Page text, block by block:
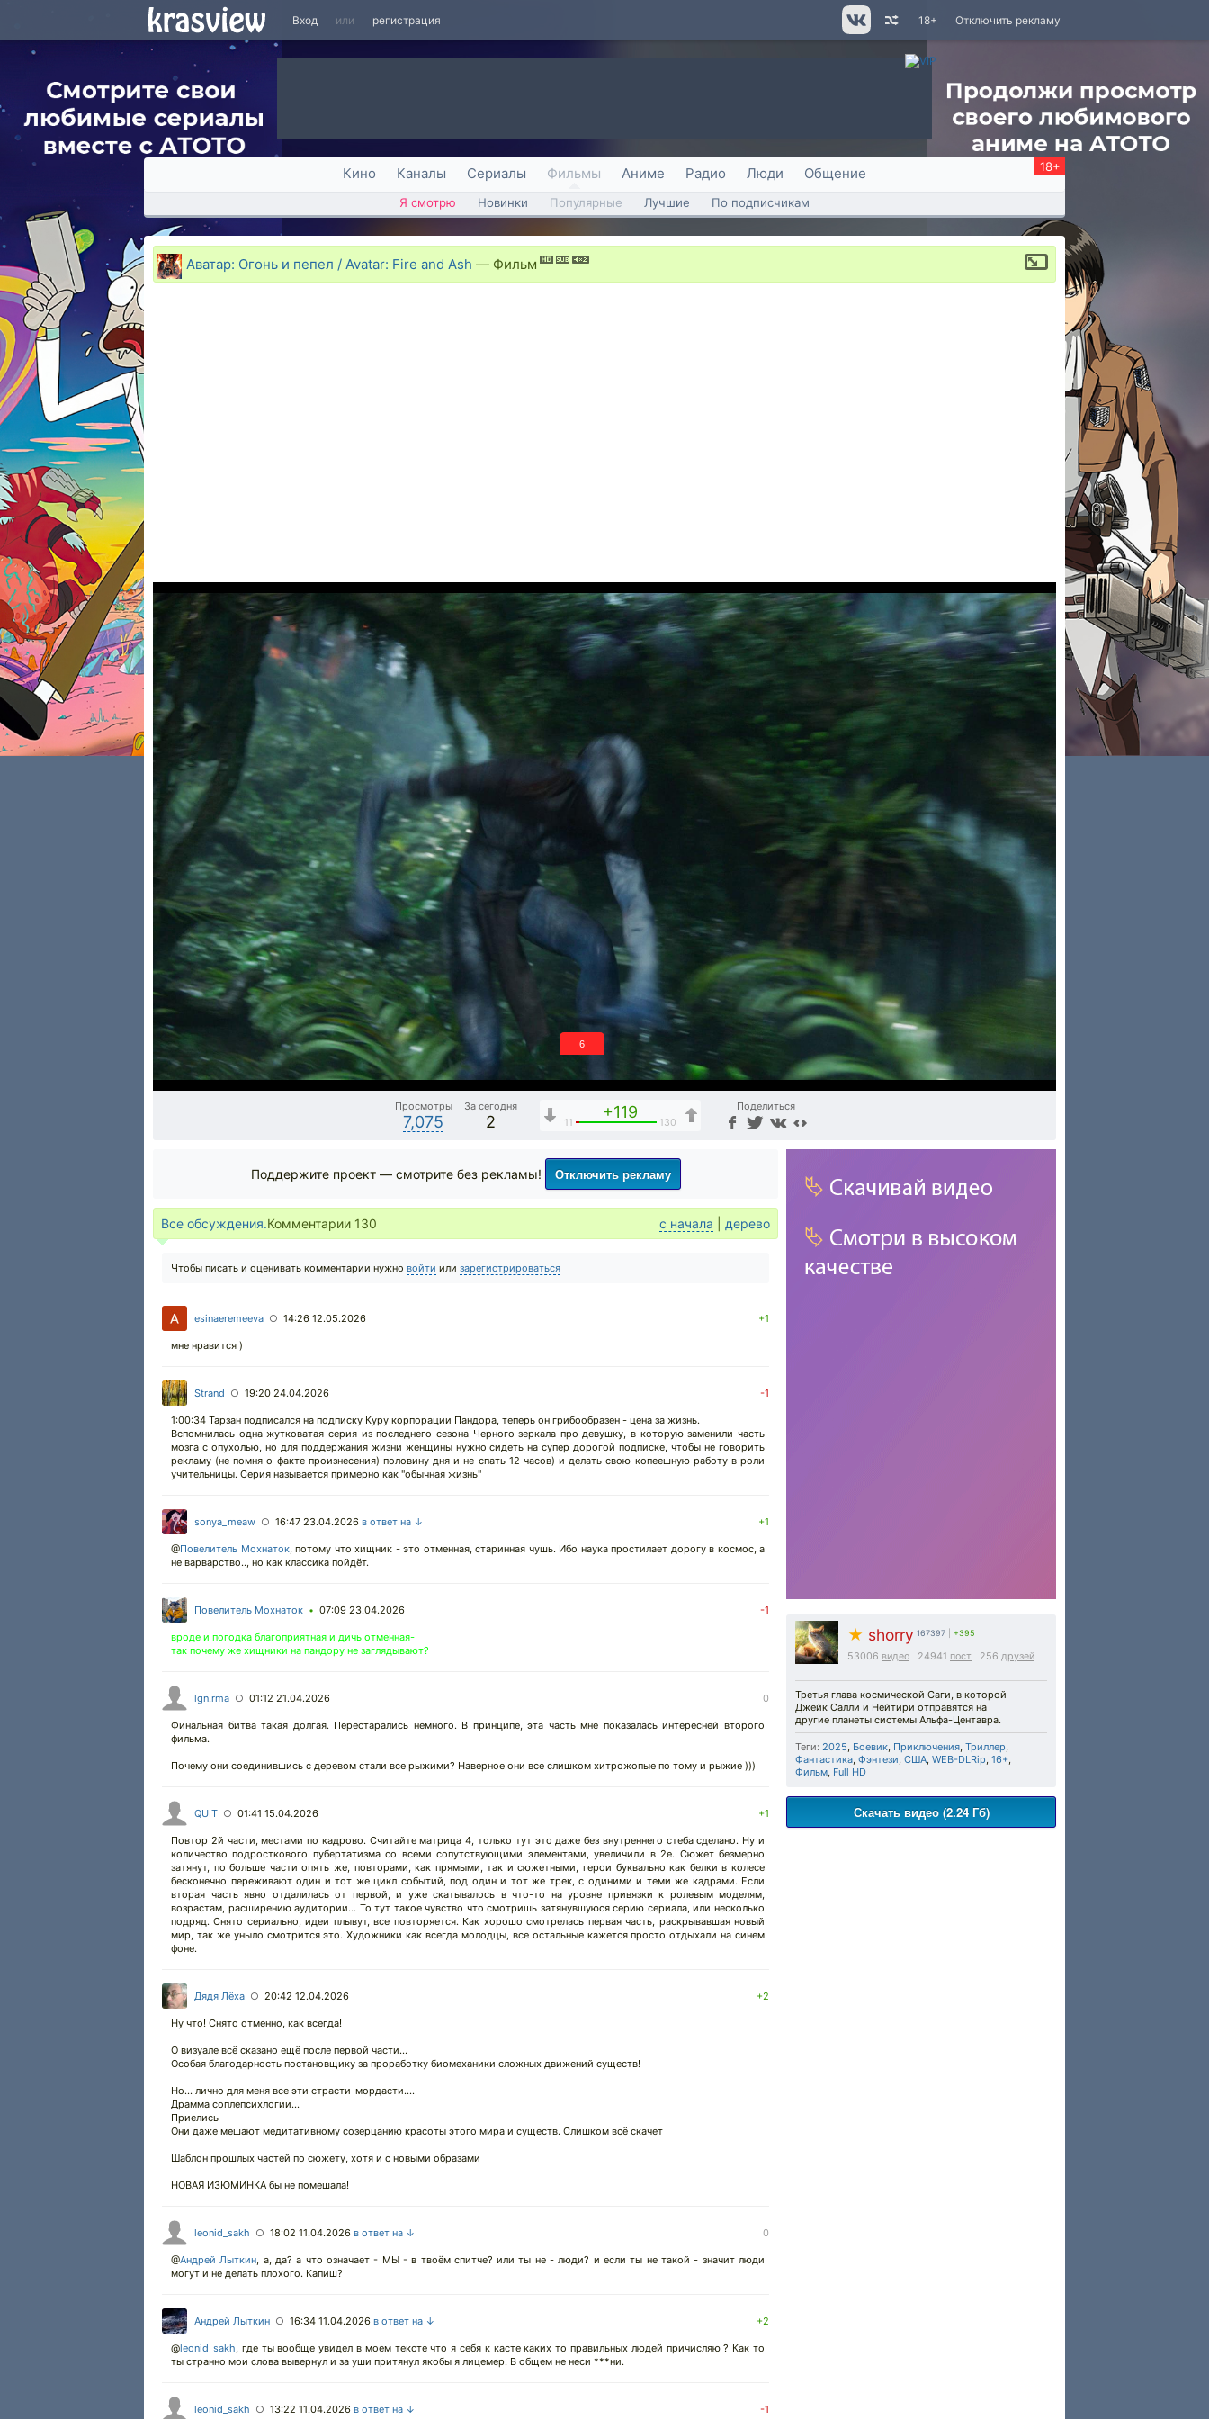
Вход или регистрация Отключить рекламу
18+
Кино Каналы Сериалы Фильмы Аниме Радио Люди Общение 18+
Я смотрю Новинки Популярные Лучшие По подписчикам
Аватар: Огонь и пепел / Avatar: Fire and Ash — Фильм
5
Просмотры
7,075
За сегодня
2
+119
11 130
Поделиться
★ shorry 167397 +395
53006 видео 24941 пост 256 друзей
Третья глава космической Саги, в которой
Джейк Салли и Нейтири отправятся на
другие планеты системы Альфа-Центавра.
Теги: 2025, Боевик, Приключения, Триллер,
Фантастика, Фэнтези, США, WEB-DLRip, 16+,
Фильм, Full HD
Скачать видео (2.24 Гб)
Поддержите проект — смотрите без рекламы! Отключить рекламу
Все обсуждения.Комментарии 130 с начала дерево
Чтобы писать и оценивать комментарии нужно войти или зарегистрироваться
esinaeremeeva ○ 14:26 12.05.2026 +1
мне нравится )
Strand ○ 19:20 24.04.2026 -1
1:00:34 Тарзан подписался на подписку Куру корпорации Пандора, теперь он грибообразен - цена за жизнь.
Вспомнилась одна жутковатая серия из последнего сезона Черного зеркала про девушку, в которую заменили часть
мозга с опухолью, но для поддержания жизни женщины нужно сидеть на супер дорогой подписке, чтобы не говорить
рекламу (не помня о факте произнесения) половину дня и не спать 12 часов) и делать свою копеешную работу в роли
учительницы. Серия называется примерно как "обычная жизнь"
sonya_meaw ○ 16:47 23.04.2026 в ответ на ↓ +1
@Повелитель Мохнаток,потому что хищник - это отменная, старинная чушь. Ибо наука простилает дорогу в космос, а
не варварство.., но как классика пойдёт.
Повелитель Мохнаток • 07:09 23.04.2026 -1
вроде и погодка благоприятная и дичь отменная-
так почему же хищники на пандору не заглядывают?
lgn.rma ○ 01:12 21.04.2026 0
Финальная битва такая долгая. Перестарались немного. В принципе, эта часть мне показалась интересней второго
фильма.
Почему они соединившись с деревом стали все рыжими? Наверное они все слишком хитрожопые по тому и рыжие )))
QUIT ○ 01:41 15.04.2026 +1
Повтор 2й части, местами по кадрово. Считайте матрица 4, только тут это даже без внутреннего стеба сделано. Ну и
количество подросткового пубертатизма со всеми сопутствующими элементами, увеличили в 2е. Сюжет безмерно
затянут, по больше части опять же, повторами, как прямыми, так и сюжетными, герои буквально как белки в колесе
бесконечно переживают один и тот же цикл событий, под один и тот же трек, с одиними и теми же кадрами. Если
вторая часть явно отдалилась от первой, и уже скатывалось в что-то на уровне привязки к ролевым моделям,
возрастам, расширению аудитории... То тут такое чувство что смотришь затянувшуюся серию сериала, или несколько
подряд. Снято сериально, идеи плывут, все повторяется. Как хорошо смотрелась первая часть, раскрывавшая новый
мир, так же уныло смотрится это. Художники как всегда молодцы, все остальные кажется просто отдыхали на синем
фоне.
Дядя Лёха ○ 20:42 12.04.2026 +2
Ну что! Снято отменно, как всегда!
О визуале всё сказано ещё после первой части...
Особая благодарность постановщику за проработку биомеханики сложных движений существ!
Но... лично для меня все эти страсти-мордасти....
Драмма соплепсихлогии...
Приелись
Они даже мешают медитативному созерцанию красоты этого мира и существ. Слишком всё скачет
Шаблон прошлых частей по сюжету, хотя и с новыми образами
НОВАЯ ИЗЮМИНКА бы не помешала!
leonid_sakh ○ 18:02 11.04.2026 в ответ на ↓ 0
@Андрей Лыткин, а, да? а что означает - МЫ - в твоём спитче? или ты не - люди? и если ты не такой - значит люди
могут и не делать плохого. Капиш?
Андрей Лыткин ○ 16:34 11.04.2026 в ответ на ↓ +2
@leonid_sakh, где ты вообще увидел в моем тексте что я себя к касте каких то правильных людей причисляю ? Как то
ты странно мои слова вывернул и за уши притянул якобы я лицемер. В общем не неси ***ни.
leonid_sakh ○ 13:22 11.04.2026 в ответ на ↓ -1